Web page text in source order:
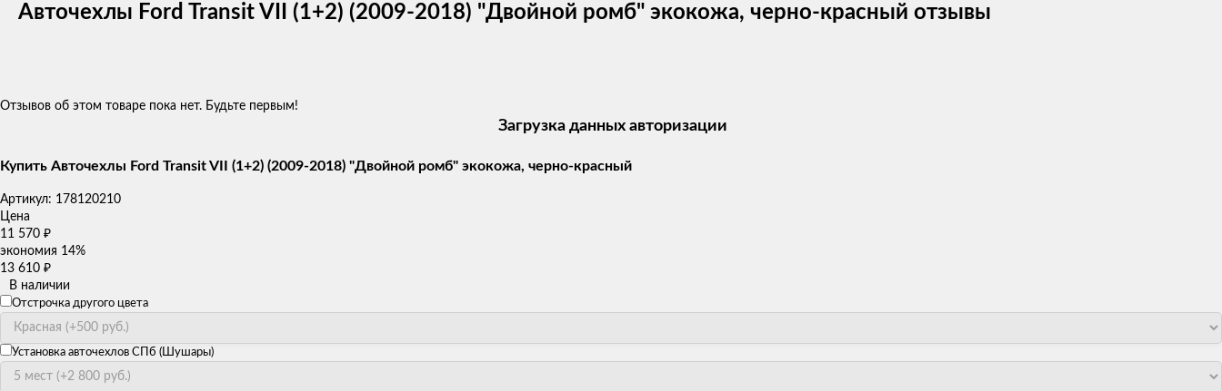
Авточехлы Ford Transit VII (1+2) (2009-2018) "Двойной ромб" экокожа, черно-красный отзывы
Отзывов об этом товаре пока нет. Будьте первым!
Загрузка данных авторизации
Купить Авточехлы Ford Transit VII (1+2) (2009-2018) "Двойной ромб" экокожа, черно-красный
Артикул: 178120210
Цена
11 570 ₽
экономия 14%
13 610 ₽
В наличии
Отстрочка другого цвета
Установка авточехлов СПб (Шушары)